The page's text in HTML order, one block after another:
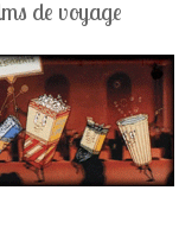
de voyage